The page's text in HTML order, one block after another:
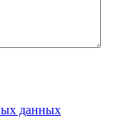
данных